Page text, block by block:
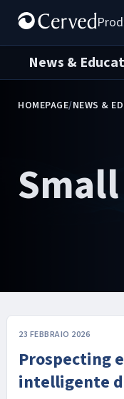
News &
HOMEPAGE/NEWS &
23 FEBBRAIO 2026
Prospecting
intelligente